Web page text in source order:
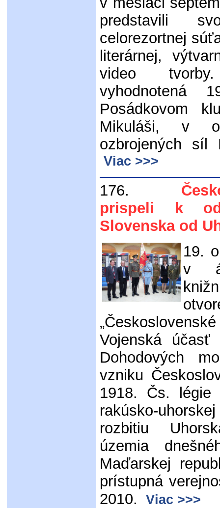
predstavili
celorezortnej
literárnej,
video
Posádkovom
Mikuláši, v
ozbrojených
Viac >>>
176.
prispeli k
Slovenska od
19.
v
Vojenská
Dohodových
vzniku
1918. Čs. légie
rakúsko-
rozbitiu
územia
Maďarskej
prístupná
2010.
Viac >>>